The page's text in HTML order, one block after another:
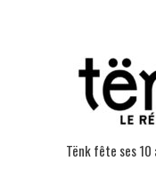
Tënk fête ses 10